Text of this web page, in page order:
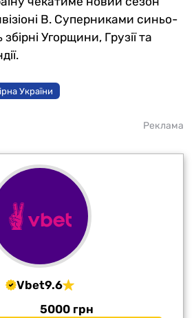
В. Суперниками синьо-
Угорщини, Грузії та
України
Реклама
Vbet9.6
5000 грн